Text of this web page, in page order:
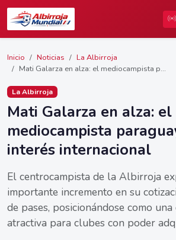
Inicio Noticias
La Albirroja
Mati Galarza en alza: el mediocampista p...
La Albirroja
Mati Galarza en alza: el
mediocampista
interés internacional
El centrocampista de la Albirroja
importante incremento en su
de pases, posicionándose como
atractiva para clubes con poder